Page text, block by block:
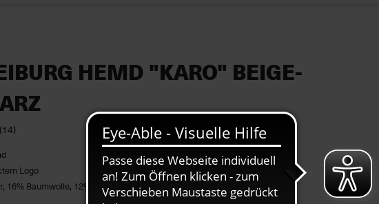
HEMD "KARO" BEIGE-
(14)
Logo
16% Baumwolle, 12% Polyacryl, 5% Polyamid, 4% Wolle